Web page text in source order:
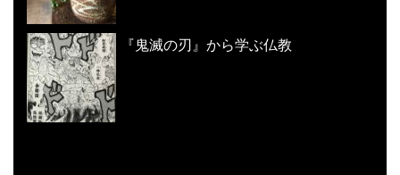
『鬼滅の刃』から学ぶ仏教